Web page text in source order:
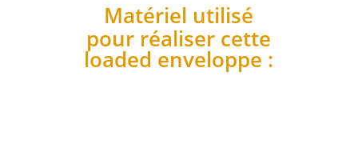
Matériel utilisé
pour réaliser cette
loaded enveloppe :